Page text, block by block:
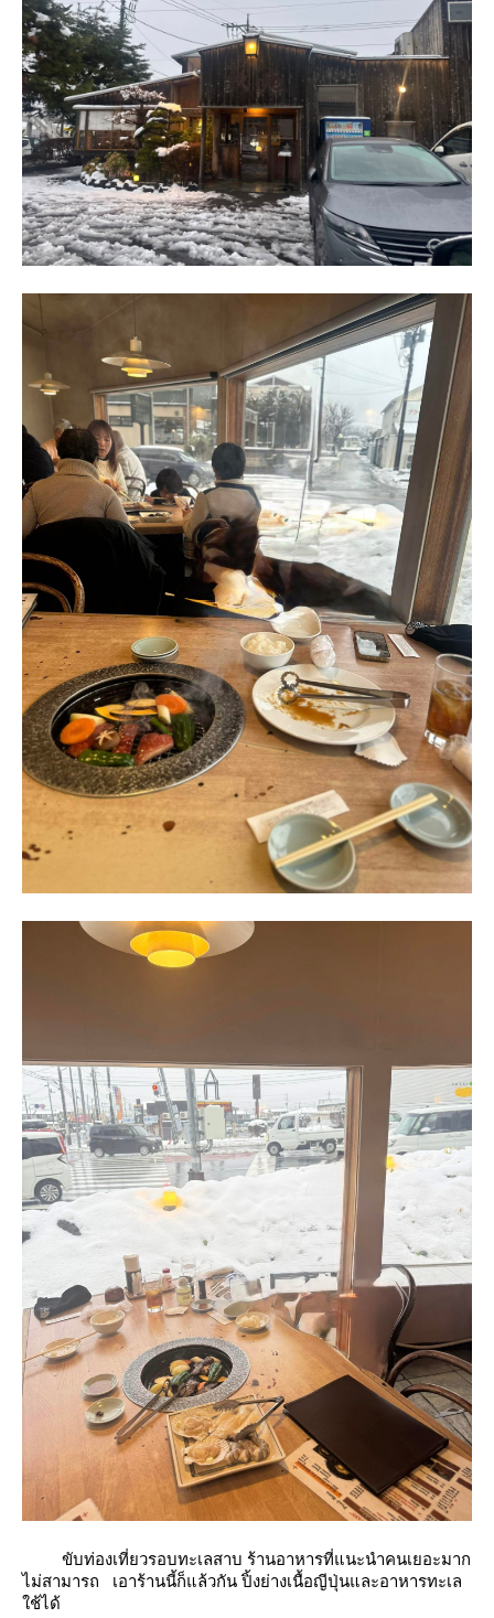
ขับท่องเที่ยวรอบทะเลสาบ ร้านอาหารที่แนะนำคนเยอะมาก
ไม่สามารถ เอาร้านนี้ก็แล้วกัน ปิ้งย่างเนื้อญีปุ่นและอาหารทะเล
ช้ได้